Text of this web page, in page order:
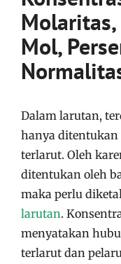
Mol,
Dalam larutan,
hanya
terlarut. Oleh
ditentukan oleh
maka perlu
larutan.
menyatakan
terlarut dan